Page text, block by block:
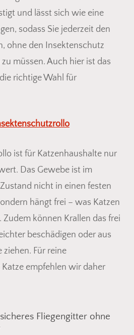
Warenkorb.
und lässt sich wie eine
sodass Sie jederzeit den
ohne den Insektenschutz
müssen. Auch hier ist das
richtige Wahl für
ist für Katzenhaushalte nur
Das Gewebe ist im
nicht in einen festen
hängt frei – was Katzen
können Krallen das frei
beschädigen oder aus
ziehen. Für reine
empfehlen wir daher
Fliegengitter ohne